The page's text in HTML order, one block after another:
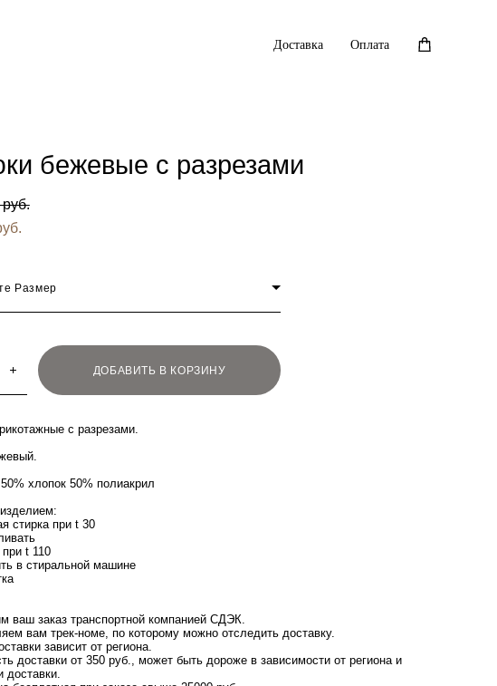
Доставка Оплата
бежевые с разрезами
Размер
ДОБАВИТЬ В КОРЗИНУ
с разрезами.
хлопок 50% полиакрил
стирка при t 30
при t 110
в стиральной машине
ваш заказ транспортной компанией СДЭК.
вам трек-номе, по которому можно отследить доставку.
зависит от региона.
доставки от 350 руб., может быть дороже в зависимости от региона и
доставки.